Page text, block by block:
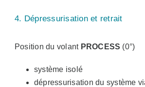
4. Dépressurisation et retrait
Position du volant PROCESS (0°)
système isolé
dépressurisation du système